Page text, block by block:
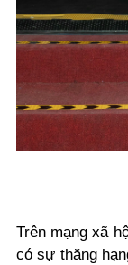
Trên mạng xã
có sự thăng